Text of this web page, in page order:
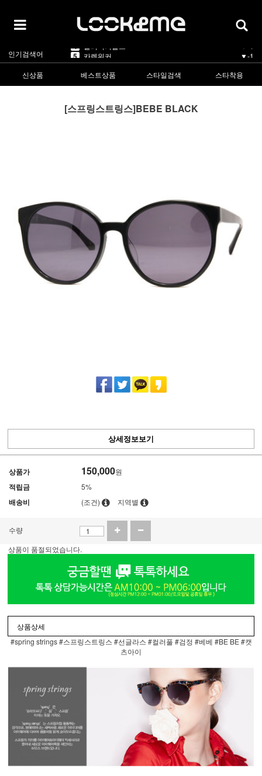
인기검색어
2 마스카 ▲3
린드버그 ▲1
5 카렌워커 ▼-1
1 라피스센시블레
▲5
신상품
베스트상품 스타일검색 스타착용
[스프링스트링스]BEBE BLACK
상세정보보기
상품가 150,000원
적립금 5%
배송비 (조건) 지역별
수량
상품이 품절되었습니다.
상품상세
#spring strings #스프링스트링스 #선글라스 #컬러풀 #검정 #베베 #BE BE #캣
츠아이